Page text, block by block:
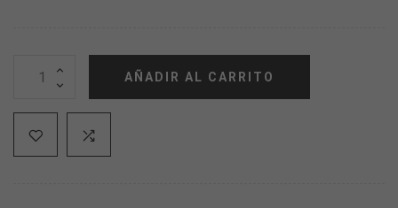
AÑADIR AL CARRITO